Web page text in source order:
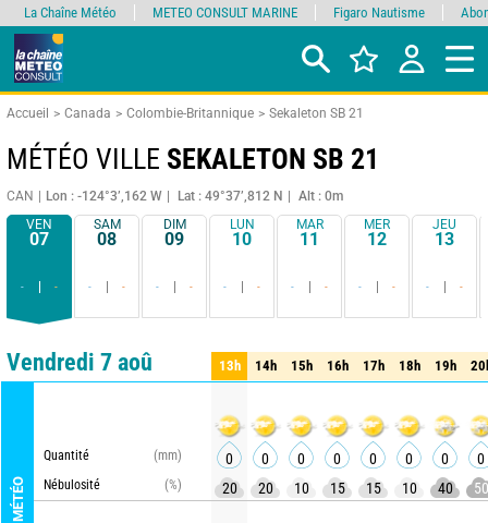
Accueil Canada Colombie-Britannique Sekaleton SB 21
MÉTÉO VILLE SEKALETON SB 21
CAN Lon : -124°3’,162 W Lat : 49°37’,812 N
Alt : 0m
VEN
07
- -
SAM
08
- -
DIM
09
- -
LUN
10
- -
MAR
11
- -
MER
12
- -
JEU
13
- -
Comparateur détaillé synthétique
Vendredi 7 aoû
MÉTÉO
Quantité
(mm)
Nébulosité
(%)
13h 14h 15h 16h 17h 18h 19h
13h 14h 15h 16h 17h 18h 19h
0 0 0 0 0 0 0
0
20
20 10 15 15 10 40 50
La Chaîne Météo METEO CONSULT MARINE Figaro Nautisme